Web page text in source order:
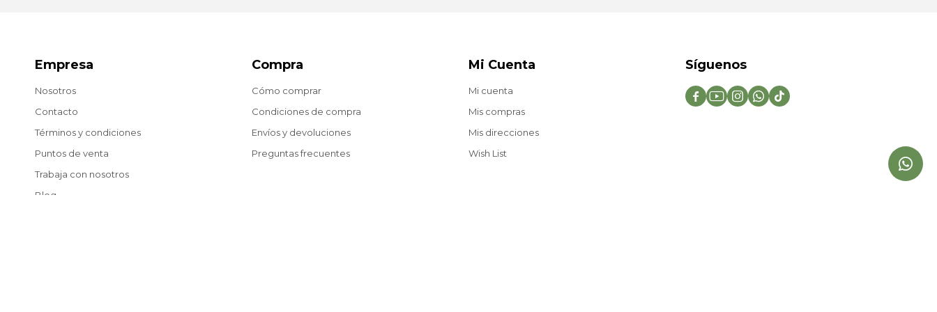
Empresa
Nosotros
Contacto
Términos y condiciones
Puntos de venta
Trabaja con nosotros
Blog
Compra
Cómo comprar
Condiciones de compra
Envíos y devoluciones
Preguntas frecuentes
Mi Cuenta
Mi cuenta
Mis compras
Mis direcciones
Wish List
Síguenos
    